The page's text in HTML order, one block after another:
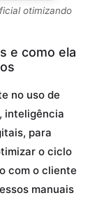
otimizando
e como ela
no uso de
inteligência
para
o ciclo
com o cliente
manuais